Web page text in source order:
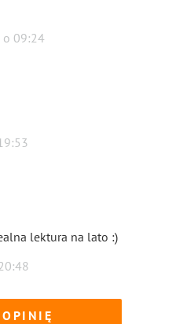
o 09:24
lektura na lato :)